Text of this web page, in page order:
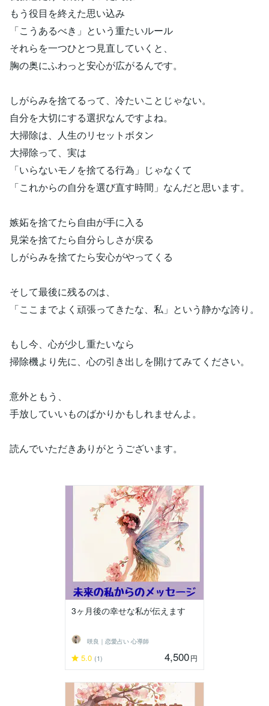
もう役目を終えた思い込み
「こうあるべき」という重たいルール
それらを一つひとつ見直していくと、
胸の奥にふわっと安心が広がるんです。
しがらみを捨てるって、冷たいことじゃない。
自分を大切にする選択なんですよね。
大掃除は、人生のリセットボタン
大掃除って、実は
「いらないモノを捨てる行為」じゃなくて
「これからの自分を選び直す時間」なんだと思います。
嫉妬を捨てたら自由が手に入る
見栄を捨てたら自分らしさが戻る
しがらみを捨てたら安心がやってくる
そして最後に残るのは、
「ここまでよく頑張ってきたな、私」という静かな誇り。
もし今、心が少し重たいなら
掃除機より先に、心の引き出しを開けてみてください。
意外ともう、
手放していいものばかりかもしれませんよ。
読んでいただきありがとうございます。
3ヶ月後の幸せな私が伝えます
咲良｜恋愛占い 心導師
5.0 (1) 4,500円